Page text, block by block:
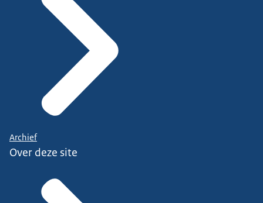
Archief
Over deze site